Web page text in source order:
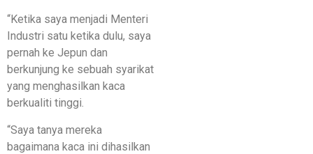
“Ketika saya menjadi Menteri
Industri satu ketika dulu, saya
pernah ke Jepun dan
berkunjung ke sebuah syarikat
yang menghasilkan kaca
berkualiti tinggi.
“Saya tanya mereka
bagaimana kaca ini dihasilkan